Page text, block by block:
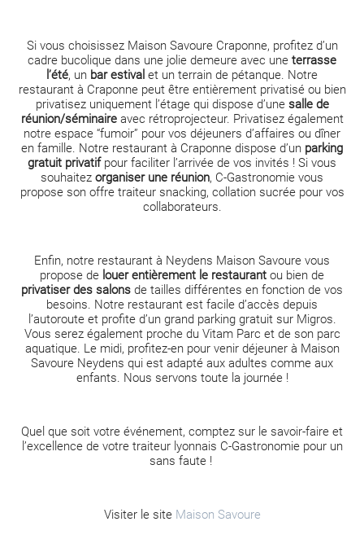
Si vous choisissez Maison Savoure Craponne, profitez d’un
cadre bucolique dans une jolie demeure avec une terrasse
l’été, un bar estival et un terrain de pétanque. Notre
restaurant à Craponne peut être entièrement privatisé ou bien
privatisez uniquement l’étage qui dispose d’une salle de
réunion/séminaireavec rétroprojecteur. Privatisez également
notre espace “fumoir” pour vos déjeuners d’affaires ou dîner
en famille. Notre restaurant à Craponne dispose d’un parking
gratuit privatifpour faciliter l’arrivée de vos invités ! Si vous
souhaitez organiser une réunion, C-Gastronomie vous
propose son offre traiteur snacking, collation sucrée pour vos
collaborateurs.
Enfin, notre restaurant à Neydens Maison Savoure vous
propose de louer entièrement le restaurant ou bien de
privatiser des salons de tailles différentes en fonction de vos
besoins. Notre restaurant est facile d’accès depuis
l’autoroute et profite d’un grand parking gratuit sur Migros.
Vous serez également proche du Vitam Parc et de son parc
aquatique. Le midi, profitez-en pour venir déjeuner à Maison
Savoure Neydens qui est adapté aux adultes comme aux
enfants. Nous servons toute la journée !
Quel que soit votre événement, comptez sur le savoir-faire et
l’excellence de votre traiteur lyonnais C-Gastronomie pour un
sans faute !
Visiter le site Maison Savoure